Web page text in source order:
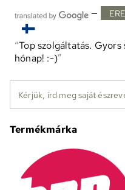
—
Top szolgáltatás.
hónap! :-)
Kérjük, írd meg saját
Termékmárka